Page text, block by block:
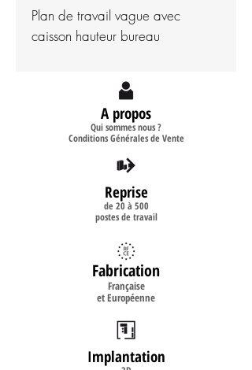
Plan de travail vague avec
caisson hauteur bureau
A propos
Qui sommes nous ?
Conditions Générales de Vente
Reprise
de 20 à 500
postes de travail
Fabrication
Française
et Européenne
Implantation